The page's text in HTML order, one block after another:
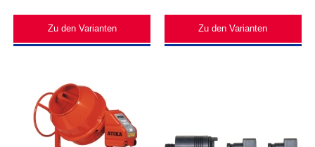
Zu den Varianten Zu den Varianten